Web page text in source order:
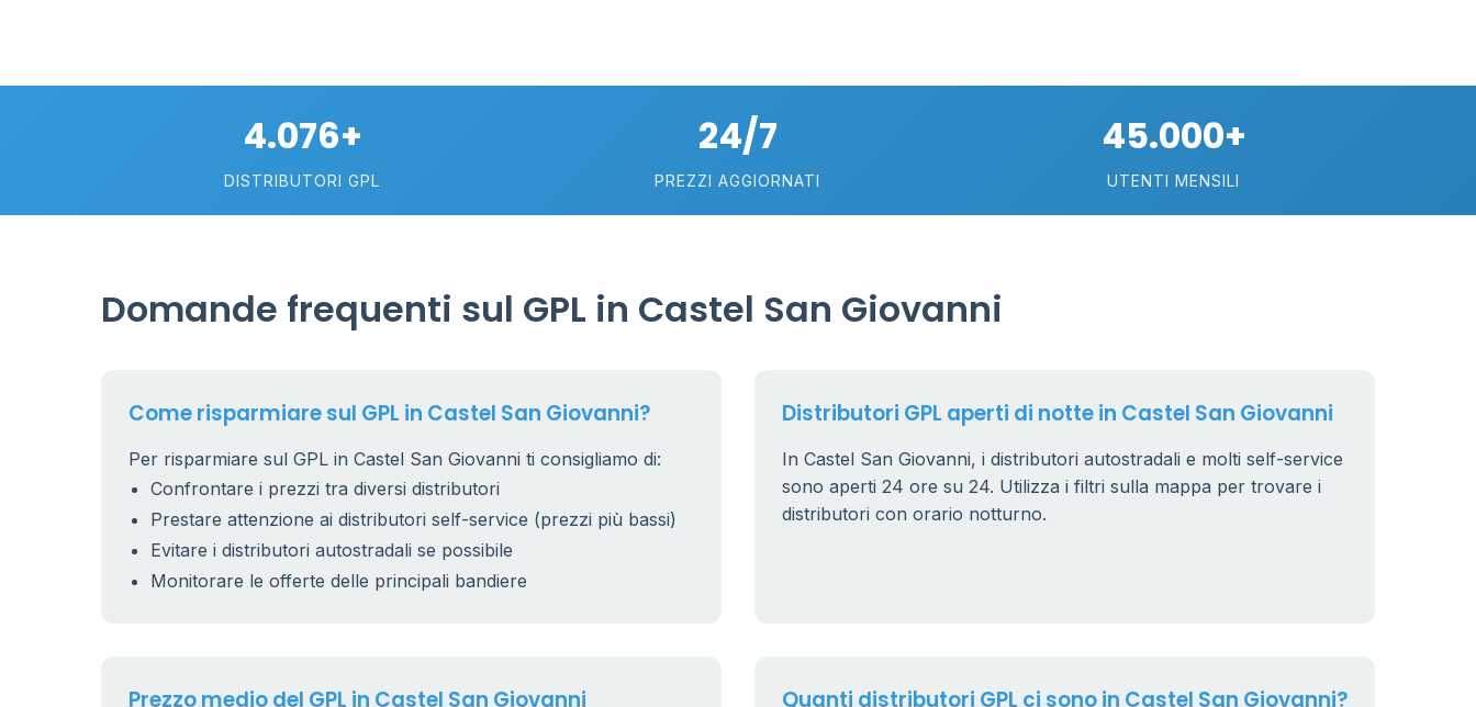
11
6
18
0.899 €
0.779 €
4.076+
DISTRIBUTORI GPL
24/7
PREZZI AGGIORNATI
45.000+
UTENTI MENSILI
Domande frequenti sul GPL in Castel San Giovanni
Come risparmiare sul GPL in Castel San Giovanni?
Per risparmiare sul GPL in Castel San Giovanni ti consigliamo di:
Confrontare i prezzi tra diversi distributori
Prestare attenzione ai distributori self-service (prezzi più bassi)
Evitare i distributori autostradali se possibile
Monitorare le offerte delle principali bandiere
Distributori GPL aperti di notte in Castel San Giovanni
In Castel San Giovanni, i distributori autostradali e molti self-service
sono aperti 24 ore su 24. Utilizza i filtri sulla mappa per trovare i
distributori con orario notturno.
Prezzo medio del GPL in Castel San Giovanni Quanti distributori GPL ci sono in Castel San Giovanni?